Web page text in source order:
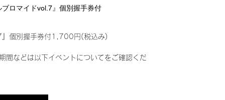
ロマイドvol.7』個別握手券付
』個別握手券付1,700円(税込み)
間などは以下イベントについてをご確認くだ